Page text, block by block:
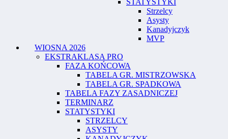
Strzelcy
Asysty
Kanadyjczyk
MVP
WIOSNA 2026
EKSTRAKLASA PRO
FAZA KOŃCOWA
TABELA GR. MISTRZOWSKA
TABELA GR. SPADKOWA
TABELA FAZY ZASADNICZEJ
TERMINARZ
STATYSTYKI
STRZELCY
ASYSTY